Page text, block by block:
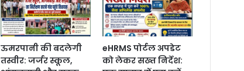
ऊमरपानी की बदलेगी
तस्वीर: जर्जर स्कूल,
eHRMS पोर्टल अपडेट
को लेकर सख्त निर्देश: